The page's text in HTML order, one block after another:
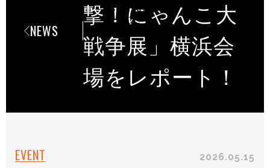
CONTACT
お問合せ
NEWS
撃！にゃんこ大
戦争展」横浜会
場をレポート！
EVENT 2026.05.15